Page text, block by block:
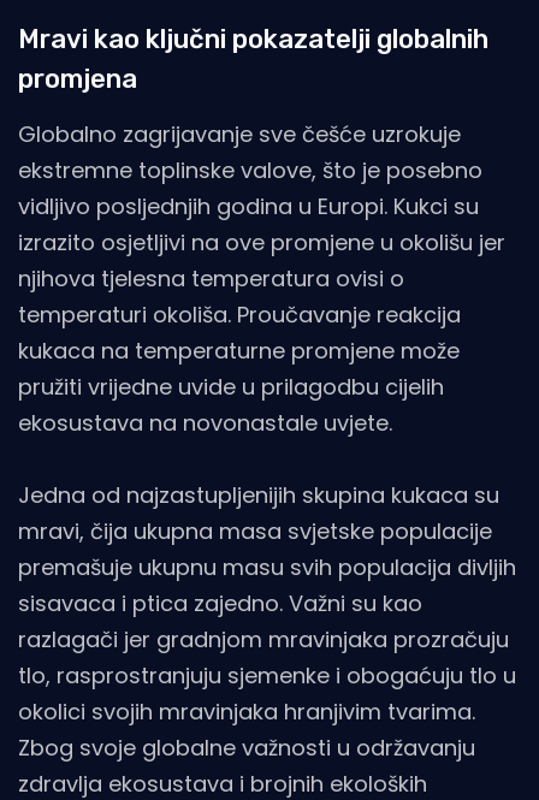
Mravi kao ključni pokazatelji globalnih
promjena
Globalno zagrijavanje sve češće uzrokuje
ekstremne toplinske valove, što je posebno
vidljivo posljednjih godina u Europi. Kukci su
izrazito osjetljivi na ove promjene u okolišu jer
njihova tjelesna temperatura ovisi o
temperaturi okoliša. Proučavanje reakcija
kukaca na temperaturne promjene može
pružiti vrijedne uvide u prilagodbu cijelih
ekosustava na novonastale uvjete.
Jedna od najzastupljenijih skupina kukaca su
mravi, čija ukupna masa svjetske populacije
premašuje ukupnu masu svih populacija divljih
sisavaca i ptica zajedno. Važni su kao
razlagači jer gradnjom mravinjaka prozračuju
tlo, rasprostranjuju sjemenke i obogaćuju tlo u
okolici svojih mravinjaka hranjivim tvarima.
Zbog svoje globalne važnosti u održavanju
zdravlja ekosustava i brojnih ekoloških